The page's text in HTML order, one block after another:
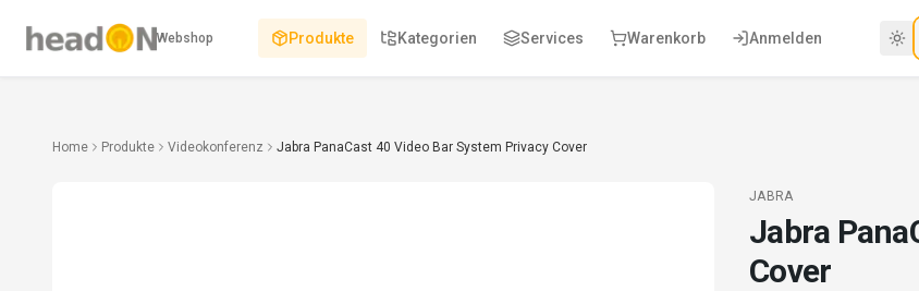
Webshop Produkte Kategorien Services Warenkorb Anmelden
Home Produkte Videokonferenz Jabra PanaCast 40 Video Bar System Privacy Cover
JABRA
Jabra
Cover